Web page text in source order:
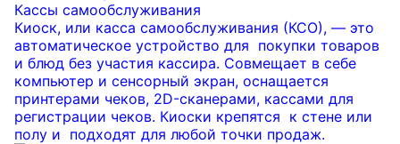
Кассы самообслуживания
Киоск, или касса самообслуживания (КСО), — это
автоматическое устройство для покупки товаров
и блюд без участия кассира. Совмещает в себе
компьютер и сенсорный экран, оснащается
принтерами чеков, 2D-сканерами, кассами для
регистрации чеков. Киоски крепятся к стене или
полу и подходят для любой точки продаж.